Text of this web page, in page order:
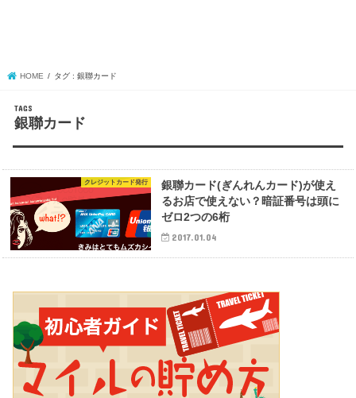
HOME タグ : 銀聯カード
銀聯カード
クレジットカード発行
銀聯カード(ぎんれんカード)が使え
るお店で使えない？暗証番号は頭に
ゼロ2つの6桁
2017.01.04